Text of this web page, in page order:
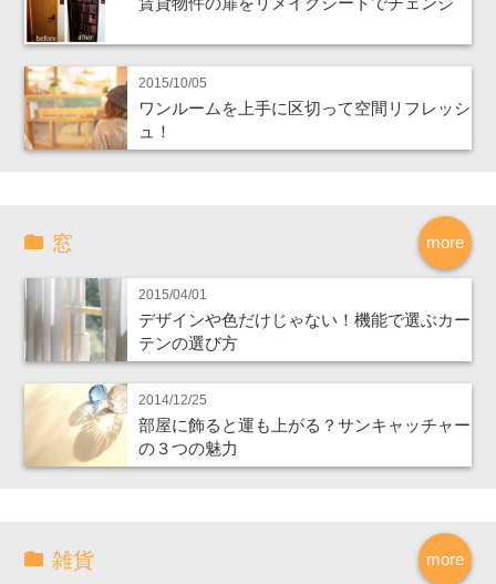
2015/10/05
ワンルームを上手に区切って空間リフレッシ
ュ！
more
窓
2015/04/01
デザインや色だけじゃない！機能で選ぶカー
テンの選び方
2014/12/25
部屋に飾ると運も上がる？サンキャッチャー
の３つの魅力
more
雑貨